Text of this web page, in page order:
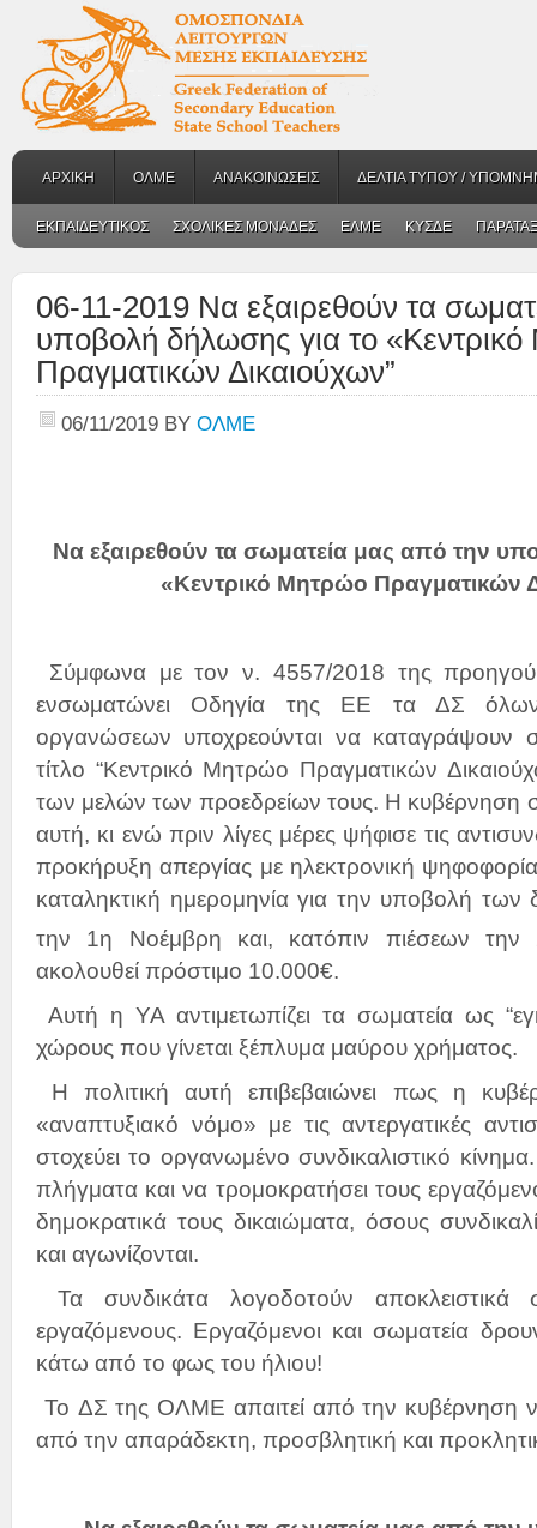
ΑΡΧΙΚΗ ΟΛΜΕ ΑΝΑΚΟΙΝΩΣΕΙΣ ΔΕΛΤΙΑ ΤΥΠΟΥ /
ΕΚΠΑΙΔΕΥΤΙΚΟΣ ΣΧΟΛΙΚΕΣ ΜΟΝΑΔΕΣ ΕΛΜΕ ΚΥΣΔΕ
06-11-2019 Να εξαιρεθούν τα
υποβολή δήλωσης για το
Πραγματικών Δικαιούχων”
06/11/2019 BY ΟΛΜΕ
Να εξαιρεθούν τα σωματεία μας από την
«Κεντρικό Μητρώο Πραγματικών
Σύμφωνα με τον ν. 4557/2018 της
ενσωματώνει Οδηγία της ΕΕ τα ΔΣ όλων
οργανώσεων υποχρεούνται να καταγράψουν
τίτλο “Κεντρικό Μητρώο Πραγματικών
των μελών των προεδρείων τους. Η κυβέρνηση
αυτή, κι ενώ πριν λίγες μέρες ψήφισε τις
προκήρυξη απεργίας με ηλεκτρονική
καταληκτική ημερομηνία για την υποβολή
την 1η Νοέμβρη και, κατόπιν πιέσεων την
ακολουθεί πρόστιμο 10.000€.
Αυτή η ΥΑ αντιμετωπίζει τα σωματεία ως
χώρους που γίνεται ξέπλυμα μαύρου χρήματος.
Η πολιτική αυτή επιβεβαιώνει πως η
«αναπτυξιακό νόμο» με τις αντεργατικές
στοχεύει το οργανωμένο συνδικαλιστικό κίνημα.
πλήγματα και να τρομοκρατήσει τους
δημοκρατικά τους δικαιώματα, όσους
και αγωνίζονται.
Τα συνδικάτα λογοδοτούν
εργαζόμενους. Εργαζόμενοι και σωματεία
κάτω από το φως του ήλιου!
To ΔΣ της ΟΛΜΕ απαιτεί από την κυβέρνηση να
από την απαράδεκτη, προσβλητική και